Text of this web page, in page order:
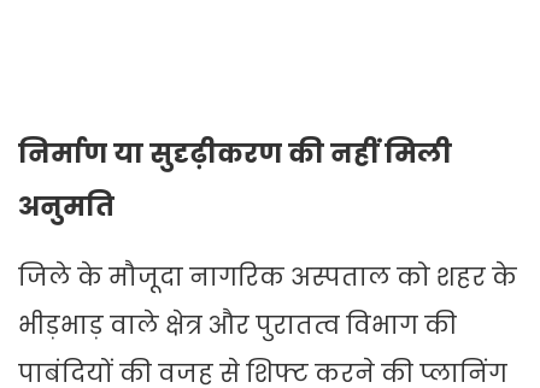
निर्माण या सुदृढ़ीकरण की नहीं मिली
अनुमति
जिले के मौजूदा नागरिक अस्पताल को शहर के
भीड़भाड़ वाले क्षेत्र और पुरातत्व विभाग की
पाबंदियों की वजह से शिफ्ट करने की प्लानिंग